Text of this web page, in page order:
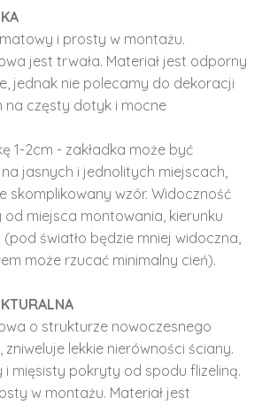
i prosty w montażu.
jest trwała. Materiał jest odporny
jednak nie polecamy do dekoracji
na częsty dotyk i mocne
1-2cm - zakładka może być
jasnych i jednolitych miejscach,
skomplikowany wzór. Widoczność
od miejsca montowania, kierunku
(pod światło będzie mniej widoczna,
może rzucać minimalny cień).
o strukturze nowoczesnego
lekkie nierówności ściany.
i mięsisty pokryty od spodu flizeliną.
w montażu. Materiał jest